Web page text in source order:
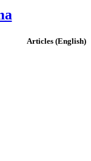
(English) Articles